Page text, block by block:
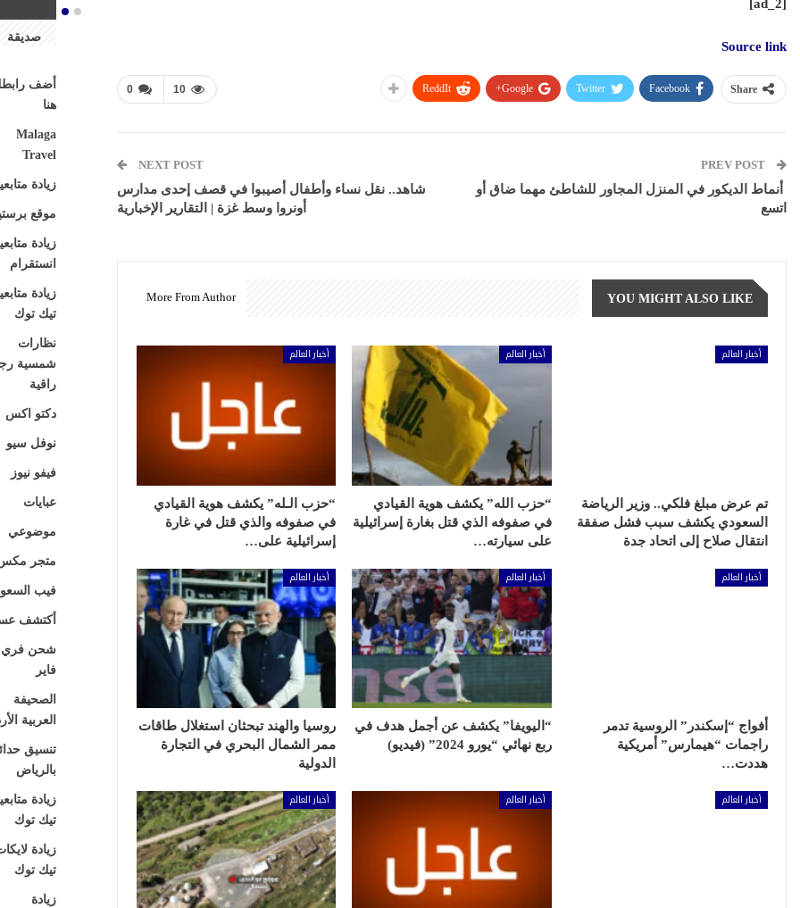
[ad_2]
Source link
0 10 Share
Facebook
Twitter
Google+
ReddIt
أنماط الديكور في المنزل المجاور للشاطئ مهما ضاق أو
اتسع
NEXT POST
شاهد.. نقل نساء وأطفال أصيبوا في قصف إحدى مدارس
أونروا وسط غزة | التقارير الإخبارية
YOU MIGHT ALSO LIKE
More From Author
أخبار العالم
تم عرض مبلغ فلكي.. وزير الرياضة
السعودي يكشف سبب فشل صفقة
انتقال صلاح إلى اتحاد جدة
أخبار العالم
“حزب الله” يكشف هوية القيادي
في صفوفه الذي قتل بغارة إسرائيلية
على سيارته…
أخبار العالم
“حزب الـله” يكشف هوية القيادي
في صفوفه والذي قتل في غارة
إسرائيلية على…
أخبار العالم
أفواج “إسكندر” الروسية تدمر
راجمات “هيمارس” أمريكية
هددت…
أخبار العالم
“اليويفا” يكشف عن أجمل هدف في
ربع نهائي “يورو 2024” (فيديو)
أخبار العالم
روسيا والهند تبحثان استغلال طاقات
ممر الشمال البحري في التجارة
الدولية
أخبار العالم أخبار العالم أخبار العالم
صديقة
أضف
هنا
Malaga
Travel
زيادة
موقع
زيادة
انستقرام
زيادة
تيك توك
نظارات
شمسية
راقية
دكتو اكس
نوفل سيو
فيفو نيوز
عبايات
موضوعي
متجر
فيب
أكتشف
شحن فري
فاير
الصحيفة
العربية
تنسيق
بالرياض
زيادة
تيك توك
زيادة
تيك توك
زيادة